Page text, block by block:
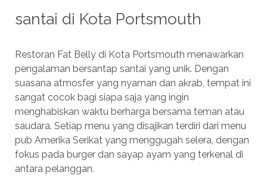
santai di Kota Portsmouth
Restoran Fat Belly di Kota Portsmouth menawarkan
pengalaman bersantap santai yang unik. Dengan
suasana atmosfer yang nyaman dan akrab, tempat ini
sangat cocok bagi siapa saja yang ingin
menghabiskan waktu berharga bersama teman atau
saudara. Setiap menu yang disajikan terdiri dari menu
pub Amerika Serikat yang menggugah selera, dengan
fokus pada burger dan sayap ayam yang terkenal di
antara pelanggan.